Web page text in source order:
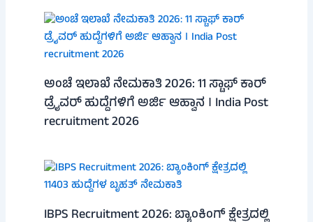
ಅಂಚೆ ಇಲಾಖೆ ನೇಮಕಾತಿ 2026: 11 ಸ್ಟಾಫ್ ಕಾರ್
ಡ್ರೈವರ್ ಹುದ್ದೆಗಳಿಗೆ ಅರ್ಜಿ ಆಹ್ವಾನ । India Post
recruitment 2026
IBPS Recruitment 2026: ಬ್ಯಾಂಕಿಂಗ್ ಕ್ಷೇತ್ರದಲ್ಲಿ